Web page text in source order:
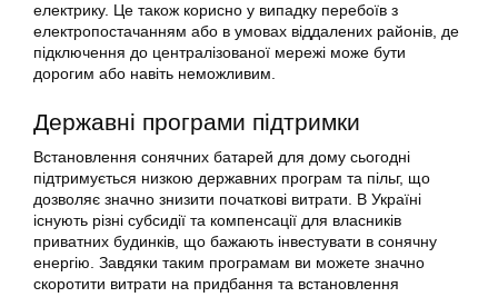
електрику. Це також корисно у випадку перебоїв з
електропостачанням або в умовах віддалених районів, де
підключення до централізованої мережі може бути
дорогим або навіть неможливим.
Державні програми підтримки
Встановлення сонячних батарей для дому сьогодні
підтримується низкою державних програм та пільг, що
дозволяє значно знизити початкові витрати. В Україні
існують різні субсидії та компенсації для власників
приватних будинків, що бажають інвестувати в сонячну
енергію. Завдяки таким програмам ви можете значно
скоротити витрати на придбання та встановлення